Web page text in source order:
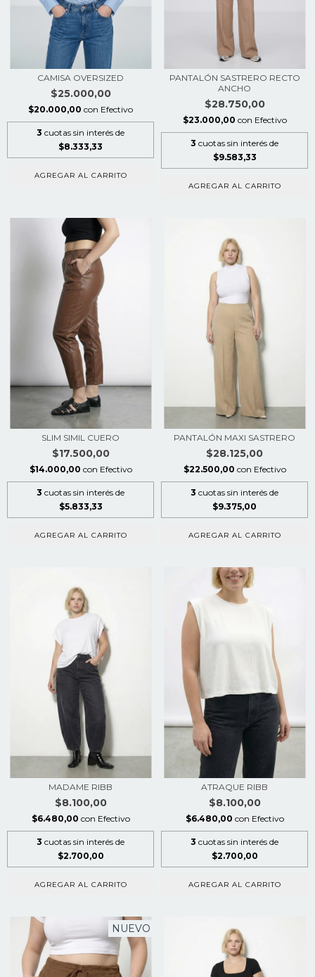
CAMISA OVERSIZED
$25.000,00
$20.000,00 con Efectivo
3 cuotas sin interés de
$8.333,33
AGREGAR AL CARRITO
PANTALÓN SASTRERO RECTO
ANCHO
$28.750,00
$23.000,00 con Efectivo
3 cuotas sin interés de
$9.583,33
AGREGAR AL CARRITO
SLIM SIMIL CUERO
$17.500,00
$14.000,00 con Efectivo
3 cuotas sin interés de
$5.833,33
AGREGAR AL CARRITO
PANTALÓN MAXI SASTRERO
$28.125,00
$22.500,00 con Efectivo
3 cuotas sin interés de
$9.375,00
AGREGAR AL CARRITO
MADAME RIBB
$8.100,00
$6.480,00 con Efectivo
3 cuotas sin interés de
$2.700,00
AGREGAR AL CARRITO
ATRAQUE RIBB
$8.100,00
$6.480,00 con Efectivo
3 cuotas sin interés de
$2.700,00
AGREGAR AL CARRITO
NUEVO